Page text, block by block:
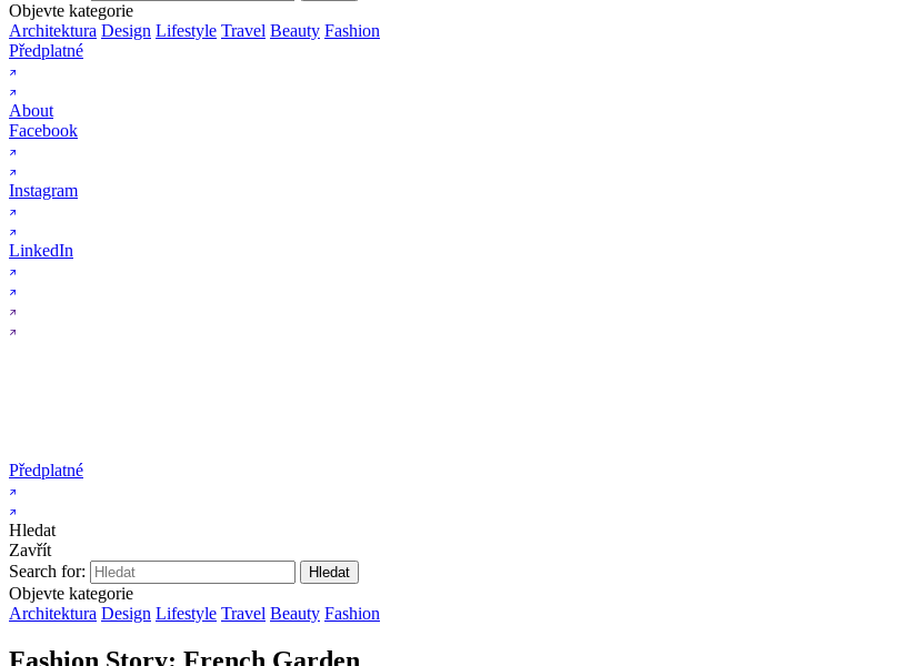
Objevte kategorie
Architektura Design Lifestyle Travel Beauty Fashion
Předplatné
About
Facebook
Instagram
LinkedIn
Předplatné
Hledat
Zavřít
Search for:
Objevte kategorie
Architektura Design Lifestyle Travel Beauty Fashion